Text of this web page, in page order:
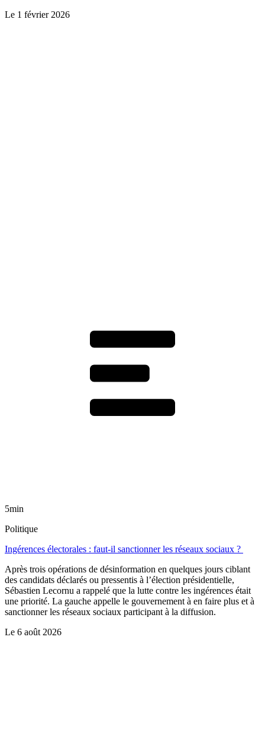
Le 1 février 2026
5min
Politique
Ingérences électorales : faut-il sanctionner les réseaux sociaux ?
Après trois opérations de désinformation en quelques jours ciblant
des candidats déclarés ou pressentis à l’élection présidentielle,
Sébastien Lecornu a rappelé que la lutte contre les ingérences était
une priorité. La gauche appelle le gouvernement à en faire plus et à
sanctionner les réseaux sociaux participant à la diffusion.
Le 6 août 2026